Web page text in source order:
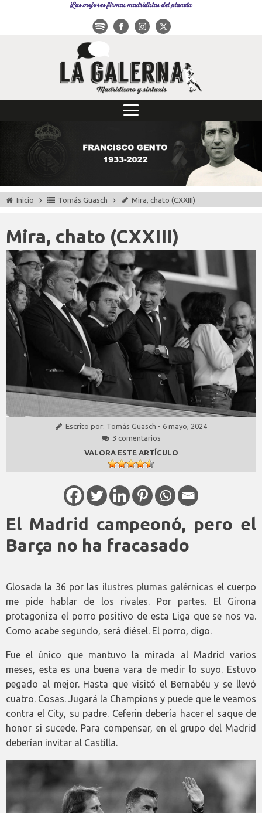
Las mejores firmas madridistas del planeta
Inicio Tomás Guasch Mira, chato (CXXIII)
Mira, chato (CXXIII)
Escrito por: Tomás Guasch - 6 mayo, 2024
3 comentarios
VALORA ESTE ARTÍCULO
El Madrid campeonó, pero el
Barça no ha fracasado
Glosada la 36 por las ilustres plumas galérnicas el cuerpo
me pide hablar de los rivales. Por partes. El Girona
protagoniza el porro positivo de esta Liga que se nos va.
Como acabe segundo, será diésel. El porro, digo.
Fue el único que mantuvo la mirada al Madrid varios
meses, esta es una buena vara de medir lo suyo. Estuvo
pegado al mejor. Hasta que visitó el Bernabéu y se llevó
cuatro. Cosas. Jugará la Champions y puede que le veamos
contra el City, su padre. Ceferin debería hacer el saque de
honor si sucede. Para compensar, en el grupo del Madrid
deberían invitar al Castilla.